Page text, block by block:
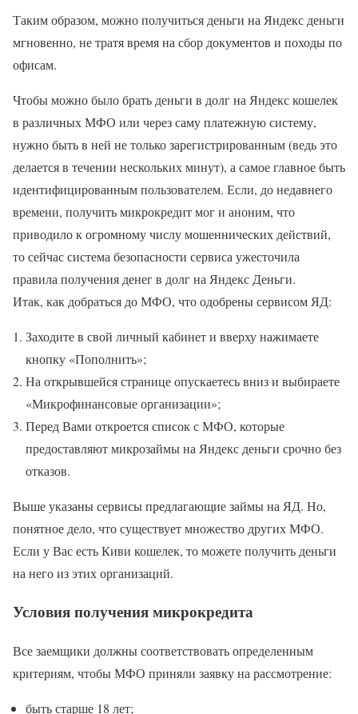
Таким образом, можно получиться деньги на Яндекс деньги
мгновенно, не тратя время на сбор документов и походы по
офисам.
Чтобы можно было брать деньги в долг на Яндекс кошелек
в различных МФО или через саму платежную систему,
нужно быть в ней не только зарегистрированным (ведь это
делается в течении нескольких минут), а самое главное быть
идентифицированным пользователем. Если, до недавнего
времени, получить микрокредит мог и аноним, что
приводило к огромному числу мошеннических действий,
то сейчас система безопасности сервиса ужесточила
правила получения денег в долг на Яндекс Деньги.
Итак, как добраться до МФО, что одобрены сервисом ЯД:
Заходите в свой личный кабинет и вверху нажимаете
кнопку «Пополнить»;
На открывшейся странице опускаетесь вниз и выбираете
«Микрофинансовые организации»;
Перед Вами откроется список с МФО, которые
предоставляют микрозаймы на Яндекс деньги срочно без
отказов.
Выше указаны сервисы предлагающие займы на ЯД. Но,
понятное дело, что существует множество других МФО.
Если у Вас есть Киви кошелек, то можете получить деньги
на него из этих организаций.
Условия получения микрокредита
Все заемщики должны соответствовать определенным
критериям, чтобы МФО приняли заявку на рассмотрение:
быть старше 18 лет;